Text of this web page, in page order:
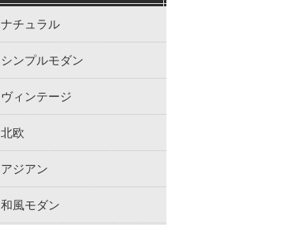
ナチュラル
シンプルモダン
ヴィンテージ
北欧
アジアン
和風モダン